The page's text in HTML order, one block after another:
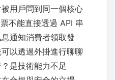
用戶問到同一個核心
不能直接透過 API 串
通知消費者領取發
以透過外掛進行聊聊
是技術能力不足